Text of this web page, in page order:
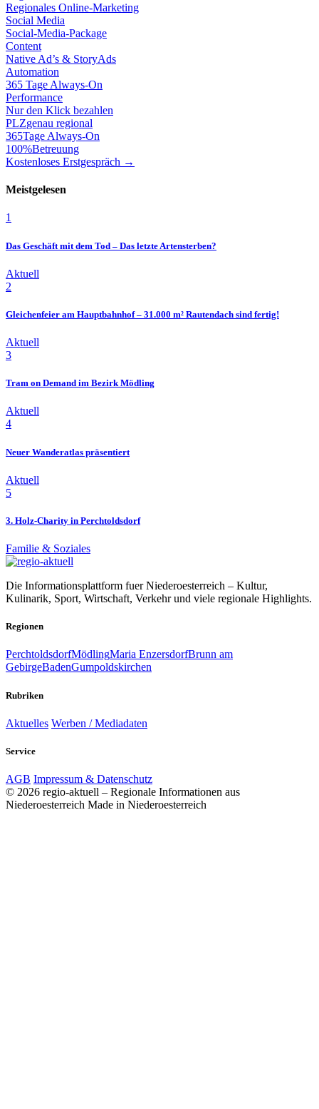
Regionales Online-Marketing
Social Media
Social-Media-Package
Content
Native Ad’s & StoryAds
Automation
365 Tage Always-On
Performance
Nur den Klick bezahlen
PLZgenau regional
365Tage Always-On
100%Betreuung
Kostenloses Erstgespräch →
Meistgelesen
1
Das Geschäft mit dem Tod – Das letzte Artensterben?
Aktuell
2
Gleichenfeier am Hauptbahnhof – 31.000 m² Rautendach sind fertig!
Aktuell
3
Tram on Demand im Bezirk Mödling
Aktuell
4
Neuer Wanderatlas präsentiert
Aktuell
5
3. Holz-Charity in Perchtoldsdorf
Familie & Soziales
Die Informationsplattform fuer Niederoesterreich – Kultur,
Kulinarik, Sport, Wirtschaft, Verkehr und viele regionale Highlights.
Regionen
PerchtoldsdorfMödlingMaria EnzersdorfBrunn am
GebirgeBadenGumpoldskirchen
Rubriken
Aktuelles Werben / Mediadaten
Service
AGB Impressum & Datenschutz
© 2026 regio-aktuell – Regionale Informationen aus
Niederoesterreich Made in Niederoesterreich